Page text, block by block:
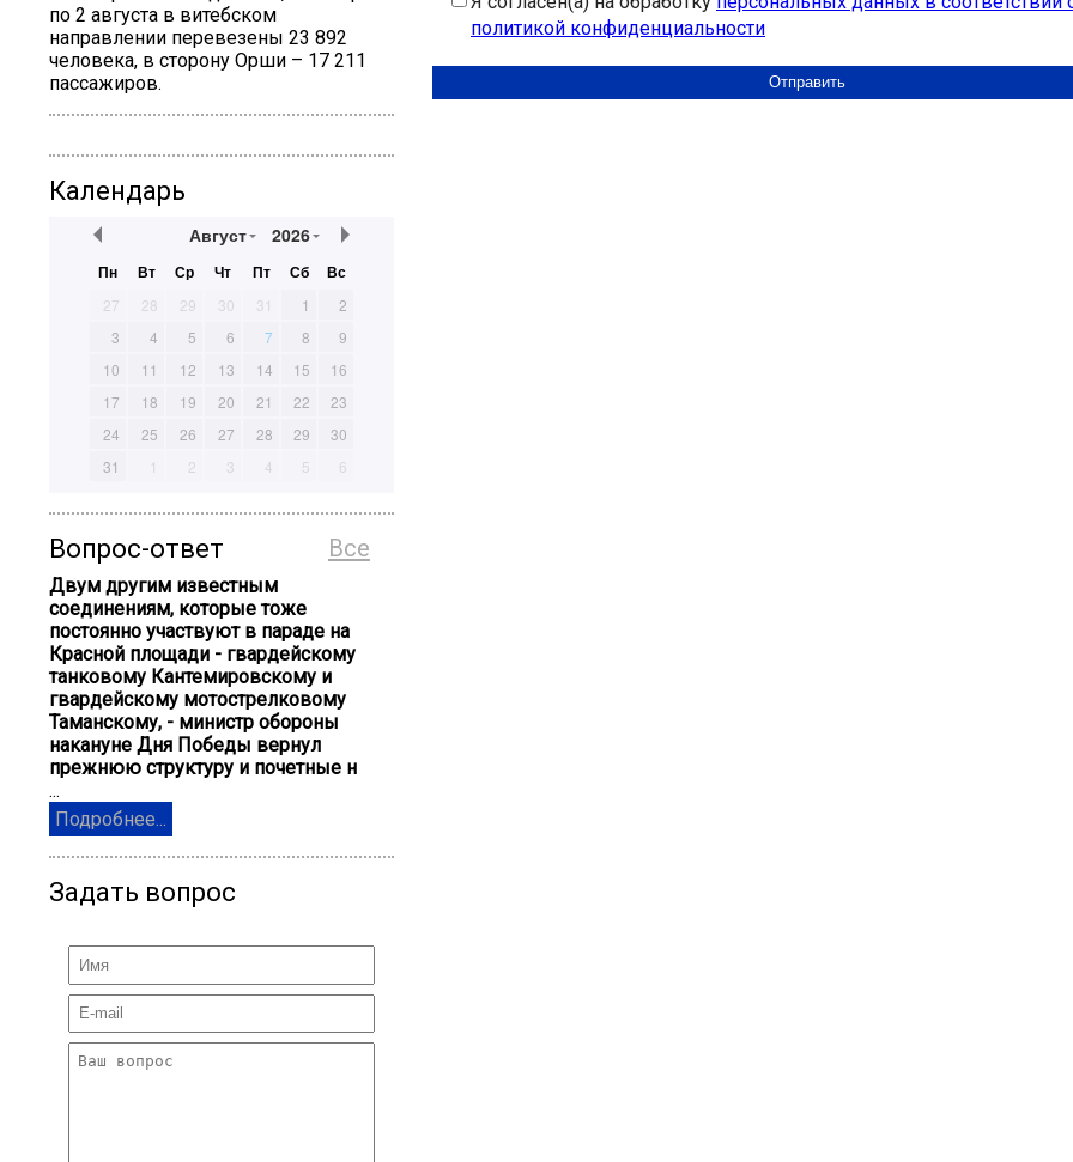
по 2 августа в витебском
направлении перевезены 23 892
человека, в сторону Орши – 17 211
пассажиров.
Календарь
Август 2026
Пн Вт Ср Чт Пт Сб Вс
27 28 29 30 31 1
2
3
4 5 6 7 8
9
10
11 12 13 14 15
16
17
18 19 20 21 22
23
24
25 26 27 28 29
30
31
1 2 3 4 5 6
Все
Вопрос-ответ
Двум другим известным
соединениям, которые тоже
постоянно участвуют в параде на
Красной площади - гвардейскому
танковому Кантемировскому и
гвардейскому мотострелковому
Таманскому, - министр обороны
накануне Дня Победы вернул
прежнюю структуру и почетные н
...
Подробнее...
Задать вопрос
политикой конфиденциальности